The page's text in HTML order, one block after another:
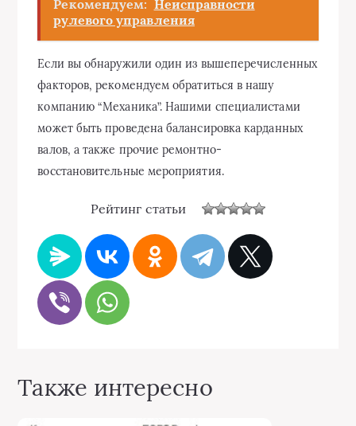
Рекомендуем: Неисправности
рулевого управления
Если вы обнаружили один из вышеперечисленных
факторов, рекомендуем обратиться в нашу
компанию “Механика”. Нашими специалистами
может быть проведена балансировка карданных
валов, а также прочие ремонтно-
восстановительные мероприятия.
Рейтинг статьи
Также интересно